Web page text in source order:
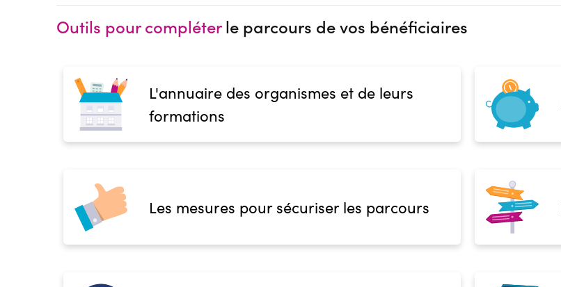
Outils pour compléterle parcours de vos bénéficiaires
L'annuaire des organismes et de leurs
formations
Les mesures pour sécuriser les parcours